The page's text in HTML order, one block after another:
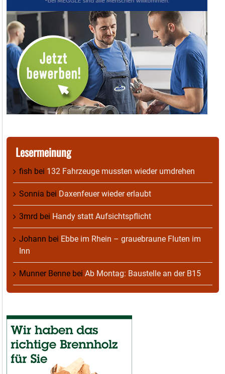
Lesermeinung
fish bei 132 Fahrzeuge mussten wieder umdrehen
Sonnia bei Daxenfeuer wieder erlaubt
3mrd bei Handy statt Aufsichtspflicht
Johann bei Ebbe im Rhein – grauebraune Fluten im
Inn
Munner Benne bei Ab Montag: Baustelle an der B15